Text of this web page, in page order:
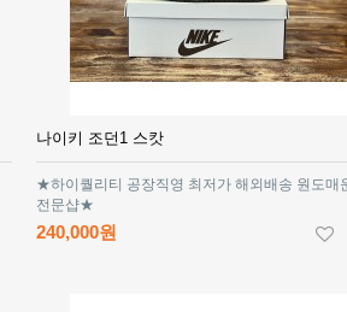
나이키 조던1 스캇
★하이퀄리티 공장직영 최저가 해외배송 원도매
전문샵★
240,000원